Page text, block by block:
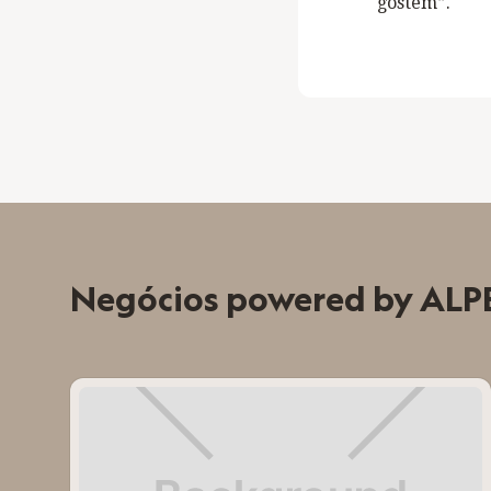
Negócios powered by